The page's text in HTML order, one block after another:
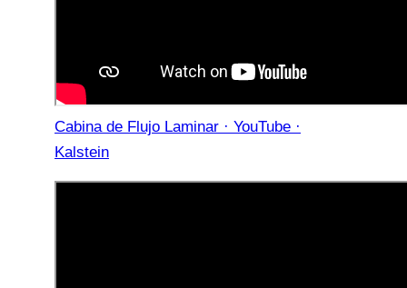
Cabina de Flujo Laminar · YouTube ·
Kalstein